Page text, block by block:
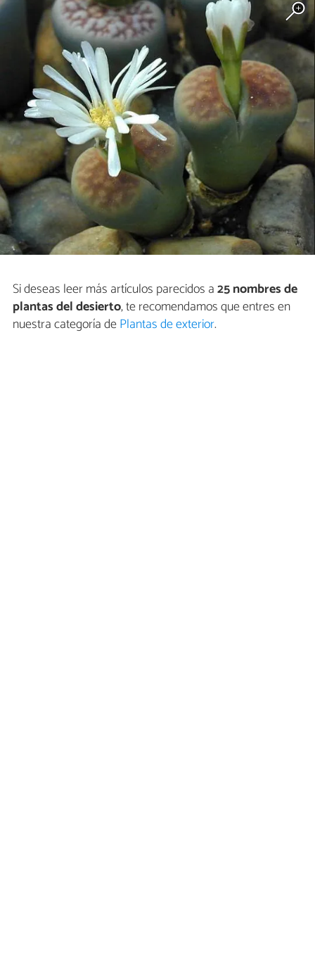
Si deseas leer más artículos parecidos a25 nombres de
plantas del desierto, te recomendamos que entres en
nuestra categoría dePlantas de exterior.